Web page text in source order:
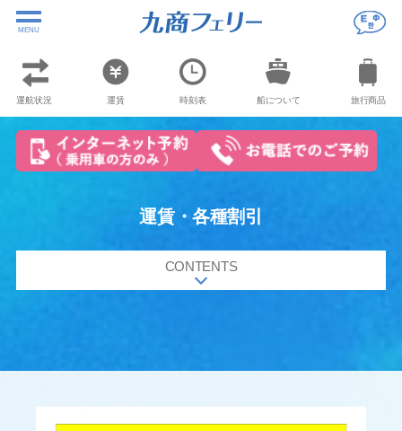
MENU
運賃・各種割引
CONTENTS
運航状況 運賃 時刻表 船について 旅行商品